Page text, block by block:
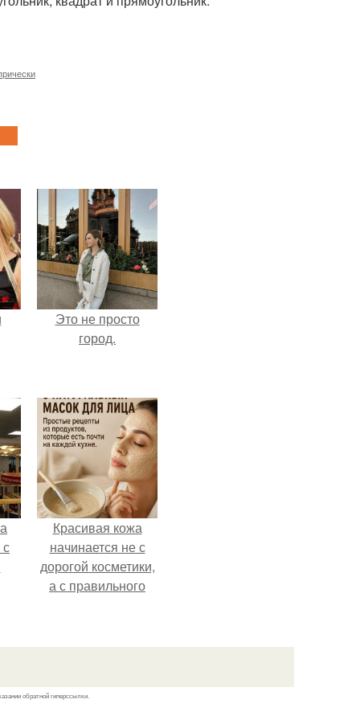
Это не просто
город.
Красивая кожа
начинается не с
дорогой косметики,
а с правильного
обратной гиперссылки.